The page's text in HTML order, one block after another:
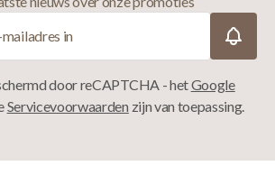
door reCAPTCHA - hetGoogle
Servicevoorwaarden zijn van toepassing.